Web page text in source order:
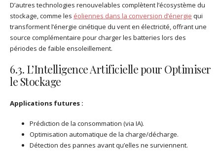
D’autres technologies renouvelables complètent l’écosystème du
stockage, comme les éoliennes dans la conversion d’énergie qui
transforment l’énergie cinétique du vent en électricité, offrant une
source complémentaire pour charger les batteries lors des
périodes de faible ensoleillement.
6.3. L’Intelligence Artificielle pour Optimiser
le Stockage
Applications futures :
Prédiction de la consommation (via IA).
Optimisation automatique de la charge/décharge.
Détection des pannes avant qu’elles ne surviennent.